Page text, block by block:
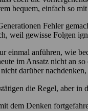
bequem, einfach so
Fehler
weil gewisse Folgen
einmal anführen, wie
im Ansatz nicht an
darüber
die Regel, aber in
dem Denken